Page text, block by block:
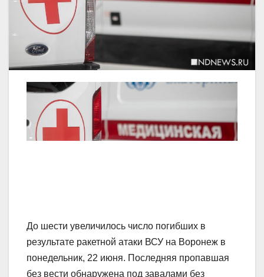
До шести увеличилось число погибших в
результате ракетной атаки ВСУ на Воронеж в
понедельник, 22 июня. Последняя пропавшая
без вести обнаружена под завалами без